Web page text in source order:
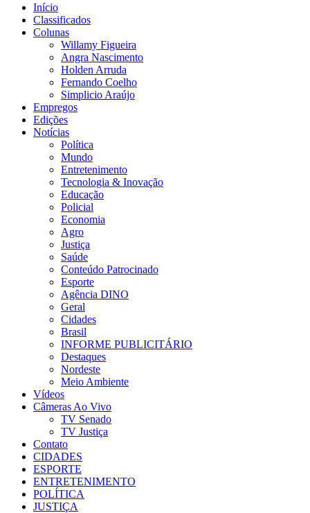
Início
Classificados
Colunas
Willamy Figueira
Angra Nascimento
Holden Arruda
Fernando Coelho
Simplicio Araújo
Empregos
Edições
Notícias
Política
Mundo
Entretenimento
Tecnologia & Inovação
Educação
Policial
Economia
Agro
Justiça
Saúde
Conteúdo Patrocinado
Esporte
Agência DINO
Geral
Cidades
Brasil
INFORME PUBLICITÁRIO
Destaques
Nordeste
Meio Ambiente
Vídeos
Câmeras Ao Vivo
TV Senado
TV Justiça
Contato
CIDADES
ESPORTE
ENTRETENIMENTO
POLÍTICA
JUSTIÇA